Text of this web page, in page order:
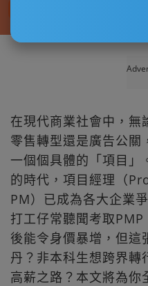
在現代商業社會中，無
零售轉型還是廣告公關
一個個具體的「項目」
的時代，項目經理（
PM）已成為各大企業
打工仔常聽聞考取
後能令身價暴增，但這
丹？非本科生想跨界轉
高薪之路？本文將為你